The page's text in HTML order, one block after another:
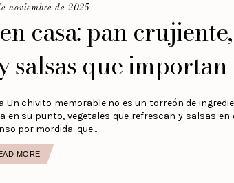
noviembre de 2025
casa: pan crujiente,
salsas que importan
Un chivito memorable no es un torreón de
en su punto, vegetales que refrescan y salsas en
por mordida: que...
MORE